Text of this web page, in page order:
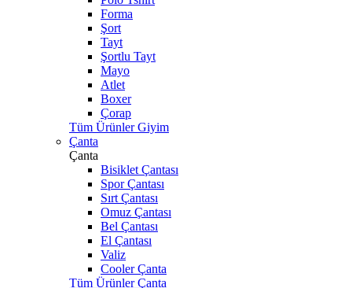
Forma
Şort
Tayt
Şortlu Tayt
Mayo
Atlet
Boxer
Çorap
Tüm Ürünler Giyim
Çanta
Çanta
Bisiklet Çantası
Spor Çantası
Sırt Çantası
Omuz Çantası
Bel Çantası
El Çantası
Valiz
Cooler Çanta
Tüm Ürünler Çanta